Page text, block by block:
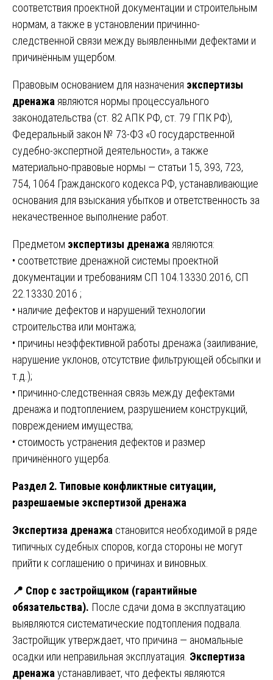
соответствия проектной документации и строительным
нормам, а также в установлении причинно-
следственной связи между выявленными дефектами и
причинённым ущербом.
Правовым основанием для назначения экспертизы
дренажа являются нормы процессуального
законодательства (ст. 82 АПК РФ, ст. 79 ГПК РФ),
Федеральный закон № 73-ФЗ «О государственной
судебно-экспертной деятельности», а также
материально-правовые нормы — статьи 15, 393, 723,
754, 1064 Гражданского кодекса РФ, устанавливающие
основания для взыскания убытков и ответственность за
некачественное выполнение работ.
Предметом экспертизы дренажа являются:
• соответствие дренажной системы проектной
документации и требованиям СП 104.13330.2016, СП
22.13330.2016 ;
• наличие дефектов и нарушений технологии
строительства или монтажа;
• причины неэффективной работы дренажа (заиливание,
нарушение уклонов, отсутствие фильтрующей обсыпки и
т.д.);
• причинно-следственная связь между дефектами
дренажа и подтоплением, разрушением конструкций,
повреждением имущества;
• стоимость устранения дефектов и размер
причинённого ущерба.
Раздел 2. Типовые конфликтные ситуации,
разрешаемые экспертизой дренажа
Экспертиза дренажа становится необходимой в ряде
типичных судебных споров, когда стороны не могут
прийти к соглашению о причинах и виновных.
📍 Спор с застройщиком (гарантийные
обязательства). После сдачи дома в эксплуатацию
выявляются систематические подтопления подвала.
Застройщик утверждает, что причина — аномальные
осадки или неправильная эксплуатация. Экспертиза
дренажа устанавливает, что дефекты являются